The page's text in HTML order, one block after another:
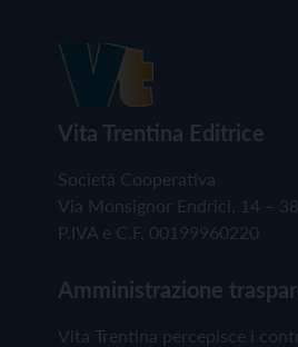
Vita Trentina Editrice
Società Cooperativa
Via Monsignor Endrici, 14 –
P.IVA e C.F. 00199960220
Amministrazione
Vita Trentina percepisce i